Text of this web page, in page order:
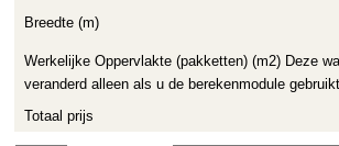
Breedte (m)
Werkelijke Oppervlakte (pakketten) (m2) Deze
veranderd alleen als u de berekenmodule gebruikt.
Totaal prijs